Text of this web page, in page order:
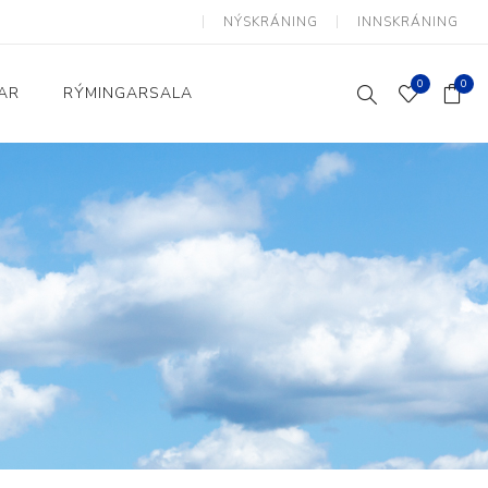
NÝSKRÁNING INNSKRÁNING
Heimili og skrifstofa
Baðherbergi
Eldhús
Lyftihægindastólar
Stólar og vinnuvernd
Athafnir daglegs lífs
RÝMINGARSALA 0 0